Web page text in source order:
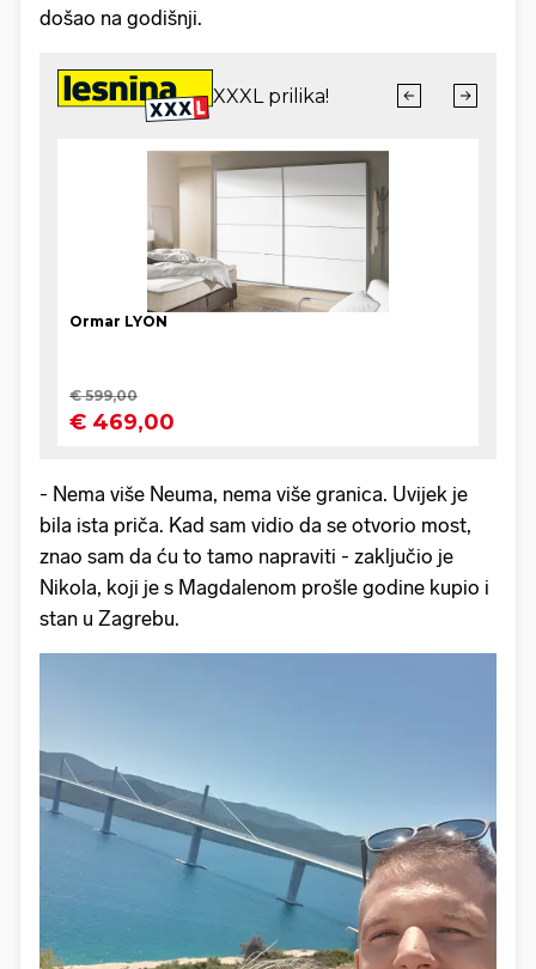
došao na godišnji.
- Nema više Neuma, nema više granica. Uvijek je
bila ista priča. Kad sam vidio da se otvorio most,
znao sam da ću to tamo napraviti - zaključio je
Nikola, koji je s Magdalenom prošle godine kupio i
stan u Zagrebu.